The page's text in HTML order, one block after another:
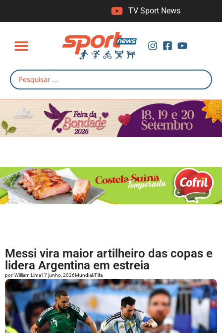
TV Sport News
Messi vira maior artilheiro das copas e
lidera Argentina em estreia
por:William Lima17 junho, 2026Mundial/Fifa